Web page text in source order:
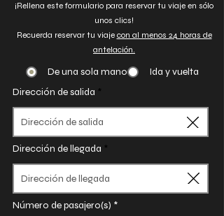
¡Rellena este formulario para reservar tu viaje en sólo
unos clics!
Recuerda reservar tu viaje con al menos 24 horas de
antelación.
De una sola mano
Ida y vuelta
Dirección de salida
Dirección de llegada
Número de pasajero(s)